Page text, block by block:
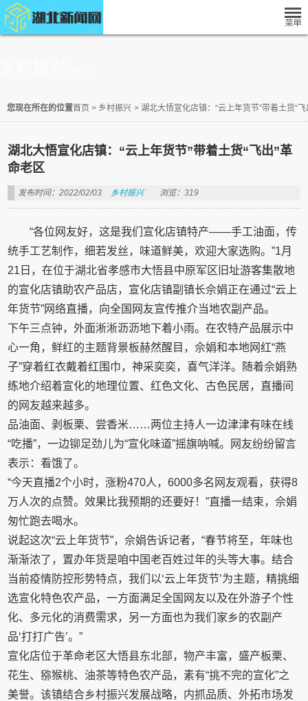
您现在所在的位置首页 > 乡村振兴 > 湖北大悟宣化店镇：“云上年货节”带着土货“
湖北大悟宣化店镇：“云上年货节”带着土货“飞出”革
命老区
发布时间：2022/02/03 乡村振兴 浏览：319
“各位网友好，这是我们宣化店镇特产——手工油面，传
统手工艺制作，细若发丝，味道鲜美，欢迎大家选购。”1月
21日，在位于湖北省孝感市大悟县中原军区旧址游客集散地
的宣化店镇助农产品店，宣化店镇副镇长佘娟正在通过“云上
年货节”网络直播，向全国网友宣传推介当地农副产品。
下午三点钟，外面淅淅沥沥地下着小雨。在农特产品展示中
心一角，鲜红的主题背景板赫然醒目，佘娟和本地网红“燕
子”穿着红衣戴着红围巾，神采奕奕，喜气洋洋。随着佘娟熟
练地介绍着宣化的地理位置、红色文化、古色民居，直播间
的网友越来越多。
品油面、剥板栗、尝香米……两位主持人一边津津有味在线
“吃播”，一边铆足劲儿为“宣化味道”摇旗呐喊。网友纷纷留言
表示：看饿了。
“今天直播2个小时，涨粉470人，6000多名网友观看，获得8
万人次的点赞。效果比我预期的还要好！”直播一结束，佘娟
匆忙跑去喝水。
说起这次“云上年货节”，佘娟告诉记者，“春节将至，年味也
渐渐浓了，置办年货是咱中国老百姓过年的头等大事。结合
当前疫情防控形势特点，我们以‘云上年货节’为主题，精挑细
选宣化特色农产品，一方面满足全国网友以及在外游子个性
化、多元化的消费需求，另一方面也为我们家乡的农副产
品‘打打广告’。”
宣化店位于革命老区大悟县东北部，物产丰富，盛产板栗、
花生、猕猴桃、油茶等特色农产品，素有“挑不完的宣化”之
美誉。该镇结合乡村振兴发展战略，内抓品质、外拓市场发